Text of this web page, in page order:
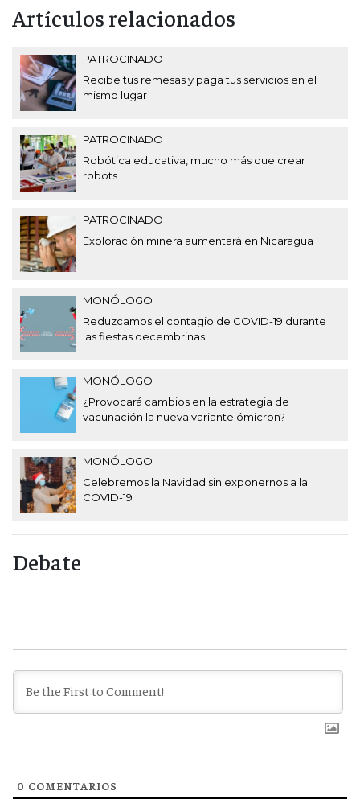
Artículos relacionados
PATROCINADO
Recibe tus remesas y paga tus servicios en el
mismo lugar
PATROCINADO
Robótica educativa, mucho más que crear
robots
PATROCINADO
Exploración minera aumentará en Nicaragua
MONÓLOGO
Reduzcamos el contagio de COVID-19 durante
las fiestas decembrinas
MONÓLOGO
¿Provocará cambios en la estrategia de
vacunación la nueva variante ómicron?
MONÓLOGO
Celebremos la Navidad sin exponernos a la
COVID-19
Debate
0 COMENTARIOS